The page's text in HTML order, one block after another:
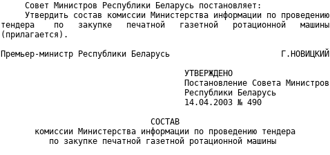
     Совет Министров Республики Беларусь постановляет:
     Утвердить состав комиссии Министерства информации по проведению
тендера    по   закупке   печатной   газетной   ротационной   машины
(прилагается).
Премьер-министр Республики Беларусь                       Г.НОВИЦКИЙ
                                      УТВЕРЖДЕНО
                                      Постановление Совета Министров
                                      Республики Беларусь
                                      14.04.2003 № 490
                               СОСТАВ
       комиссии Министерства информации по проведению тендера
          по закупке печатной газетной ротационной машины